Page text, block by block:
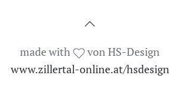
made with
von HS-Design
www.zillertal-online.at/hsdesign